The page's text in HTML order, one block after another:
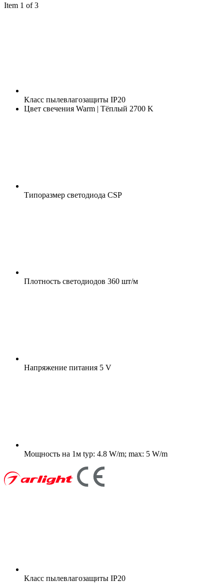
Item 1 of 3
Класс пылевлагозащиты IP20
Цвет свечения Warm | Тёплый 2700 K
Типоразмер светодиода CSP
Плотность светодиодов 360 шт/м
Напряжение питания 5 V
Мощность на 1м typ: 4.8 W/m; max: 5 W/m
Класс пылевлагозащиты IP20